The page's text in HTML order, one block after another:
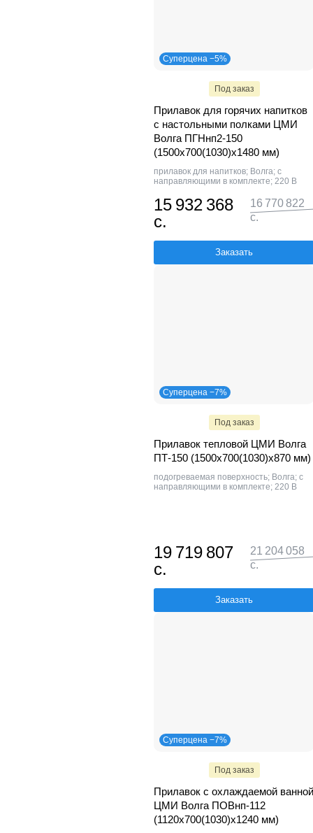
Суперцена −5%
Под заказ
Прилавок для горячих напитков
с настольными полками ЦМИ
Волга ПГНнп2-150
(1500х700(1030)х1480 мм)
прилавок для напитков; Волга; с
направляющими в комплекте; 220 В
15 932 368
с.
16 770 822
с.
Заказать
Суперцена −7%
Под заказ
Прилавок тепловой ЦМИ Волга
ПТ-150 (1500х700(1030)х870 мм)
подогреваемая поверхность; Волга; с
направляющими в комплекте; 220 В
19 719 807
с.
21 204 058
с.
Заказать
Суперцена −7%
Под заказ
Прилавок с охлаждаемой ванной
ЦМИ Волга ПОВнп-112
(1120х700(1030)х1240 мм)